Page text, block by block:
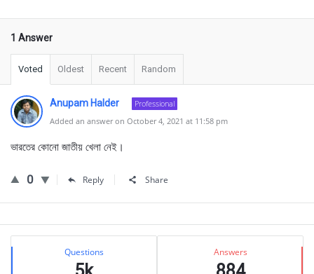
1 Answer
Voted Oldest Recent Random
Anupam Halder
Professional
Added an answer on October 4, 2021 at 11:58 pm
ভারতের কোনো জাতীয় খেলা নেই।
0 Reply Share
Sidebar
Stats Questions Answers